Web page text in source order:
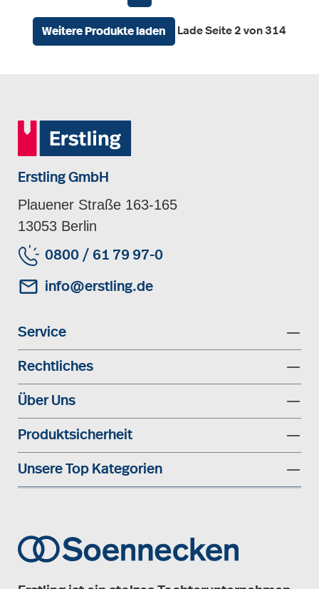
Weitere Produkte laden Lade Seite 2 von 314
Erstling GmbH
Plauener Straße 163-165
13053 Berlin
0800 / 61 79 97-0
info@erstling.de
Service
Rechtliches
Über Uns
Produktsicherheit
Unsere Top Kategorien